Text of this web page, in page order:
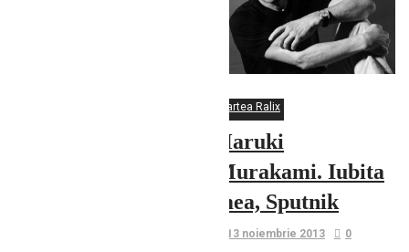
Cartea Ralix
Haruki
Murakami. Iubita
mea, Sputnik
13 noiembrie 2013 0